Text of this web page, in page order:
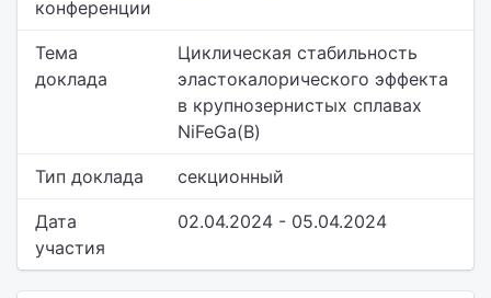
конференции
Тема
доклада
Циклическая стабильность
эластокалорического эффекта
в крупнозернистых сплавах
NiFeGa(B)
Тип доклада секционный
Дата
участия
02.04.2024 - 05.04.2024